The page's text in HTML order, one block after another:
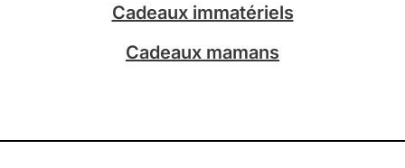
Cadeaux immatériels
Cadeaux mamans